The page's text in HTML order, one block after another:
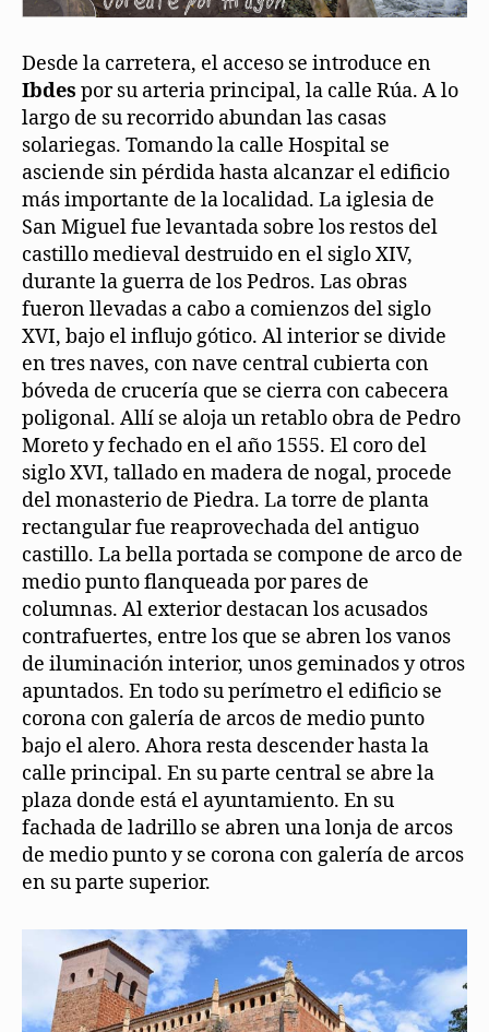
Desde la carretera, el acceso se introduce en
Ibdes por su arteria principal, la calle Rúa. A lo
largo de su recorrido abundan las casas
solariegas. Tomando la calle Hospital se
asciende sin pérdida hasta alcanzar el edificio
más importante de la localidad. La iglesia de
San Miguel fue levantada sobre los restos del
castillo medieval destruido en el siglo XIV,
durante la guerra de los Pedros. Las obras
fueron llevadas a cabo a comienzos del siglo
XVI, bajo el influjo gótico. Al interior se divide
en tres naves, con nave central cubierta con
bóveda de crucería que se cierra con cabecera
poligonal. Allí se aloja un retablo obra de Pedro
Moreto y fechado en el año 1555. El coro del
siglo XVI, tallado en madera de nogal, procede
del monasterio de Piedra. La torre de planta
rectangular fue reaprovechada del antiguo
castillo. La bella portada se compone de arco de
medio punto flanqueada por pares de
columnas. Al exterior destacan los acusados
contrafuertes, entre los que se abren los vanos
de iluminación interior, unos geminados y otros
apuntados. En todo su perímetro el edificio se
corona con galería de arcos de medio punto
bajo el alero. Ahora resta descender hasta la
calle principal. En su parte central se abre la
plaza donde está el ayuntamiento. En su
fachada de ladrillo se abren una lonja de arcos
de medio punto y se corona con galería de arcos
en su parte superior.